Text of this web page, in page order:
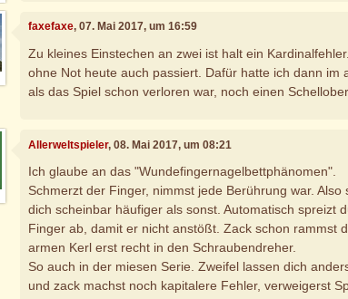
faxefaxe, 07. Mai 2017, um 16:59
Zu kleines Einstechen an zwei ist halt ein
ohne Not heute auch passiert. Dafür hatte ich dann im
als das Spiel schon verloren war, noch einen
Allerweltspieler, 08. Mai 2017, um 08:21
Ich glaube an das "Wundefingernagelbettphänomen".
Schmerzt der Finger, nimmst jede Berührung war. Also
dich scheinbar häufiger als sonst. Automatisch spreizt
Finger ab, damit er nicht anstößt. Zack schon rammst
armen Kerl erst recht in den Schraubendreher.
So auch in der miesen Serie. Zweifel lassen dich
und zack machst noch kapitalere Fehler, verweigerst